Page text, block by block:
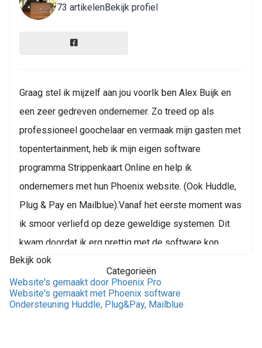
73 artikelenBekijk profiel
Graag stel ik mijzelf aan jou voorIk ben Alex Buijk en
een zeer gedreven ondernemer. Zo treed op als
professioneel goochelaar en vermaak mijn gasten met
topentertainment, heb ik mijn eigen software
programma Strippenkaart Online en help ik
ondernemers met hun Phoenix website. (Ook Huddle,
Plug & Pay en Mailblue).Vanaf het eerste moment was
ik smoor verliefd op deze geweldige systemen. Dit
kwam doordat ik erg prettig met de software kon
werken en mijzelf niet bezig hoefde te houden met de
techniek. Voor mij een pure WIN WIN situatie. Ik heb al
vele ondernemers geholpen met Phoenix en werd
Bekijk ook
Categorieën
Website's gemaakt door Phoenix Pro
Website's gemaakt met Phoenix software
Ondersteuning Huddle, Plug&Pay, Mailblue